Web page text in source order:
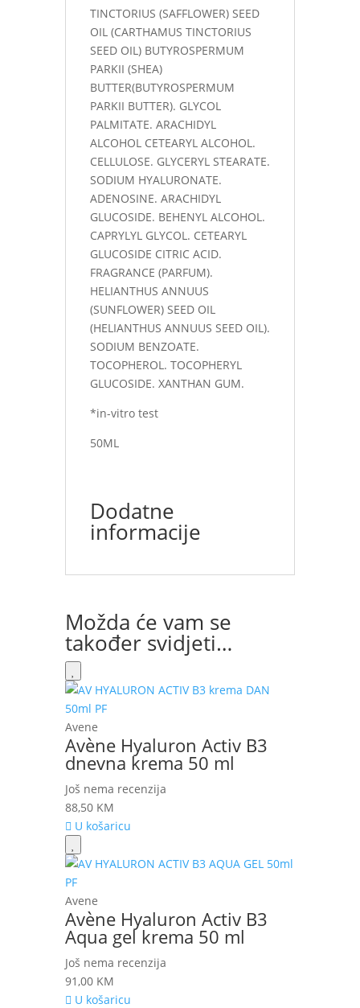
TINCTORIUS (SAFFLOWER) SEED
OIL (CARTHAMUS TINCTORIUS
SEED OIL) BUTYROSPERMUM
PARKII (SHEA)
BUTTER(BUTYROSPERMUM
PARKII BUTTER). GLYCOL
PALMITATE. ARACHIDYL
ALCOHOL CETEARYL ALCOHOL.
CELLULOSE. GLYCERYL STEARATE.
SODIUM HYALURONATE.
ADENOSINE. ARACHIDYL
GLUCOSIDE. BEHENYL ALCOHOL.
CAPRYLYL GLYCOL. CETEARYL
GLUCOSIDE CITRIC ACID.
FRAGRANCE (PARFUM).
HELIANTHUS ANNUUS
(SUNFLOWER) SEED OIL
(HELIANTHUS ANNUUS SEED OIL).
SODIUM BENZOATE.
TOCOPHEROL. TOCOPHERYL
GLUCOSIDE. XANTHAN GUM.
*in-vitro test
50ML
Dodatne
informacije
Možda će vam se
također svidjeti…
Avene
Avène Hyaluron Activ B3
dnevna krema 50 ml
Još nema recenzija
88,50 KM
U košaricu
Avene
Avène Hyaluron Activ B3
Aqua gel krema 50 ml
Još nema recenzija
91,00 KM
U košaricu